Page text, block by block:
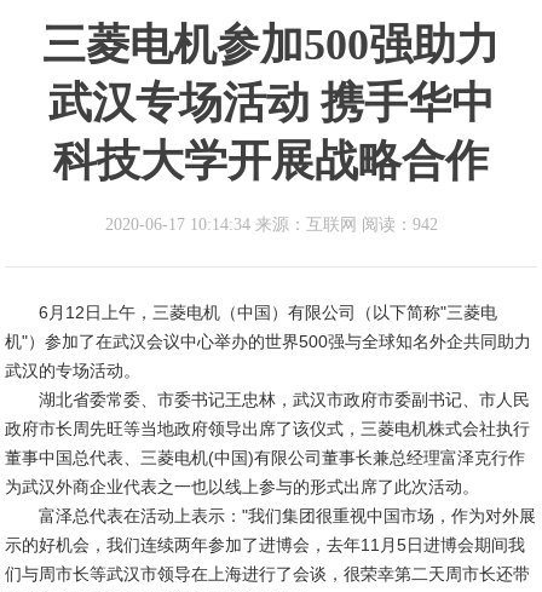
三菱电机参加500强助力
武汉专场活动 携手华中
科技大学开展战略合作
2020-06-17 10:14:34 来源：互联网 阅读：942
6月12日上午，三菱电机（中国）有限公司（以下简称"三菱电
机"）参加了在武汉会议中心举办的世界500强与全球知名外企共同助力
武汉的专场活动。
湖北省委常委、市委书记王忠林，武汉市政府市委副书记、市人民
政府市长周先旺等当地政府领导出席了该仪式，三菱电机株式会社执行
董事中国总代表、三菱电机(中国)有限公司董事长兼总经理富泽克行作
为武汉外商企业代表之一也以线上参与的形式出席了此次活动。
富泽总代表在活动上表示："我们集团很重视中国市场，作为对外展
示的好机会，我们连续两年参加了进博会，去年11月5日进博会期间我
们与周市长等武汉市领导在上海进行了会谈，很荣幸第二天周市长还带